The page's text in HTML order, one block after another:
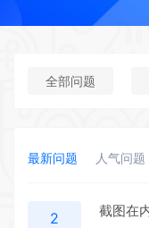
全部问题
最新问题 人气问题
2